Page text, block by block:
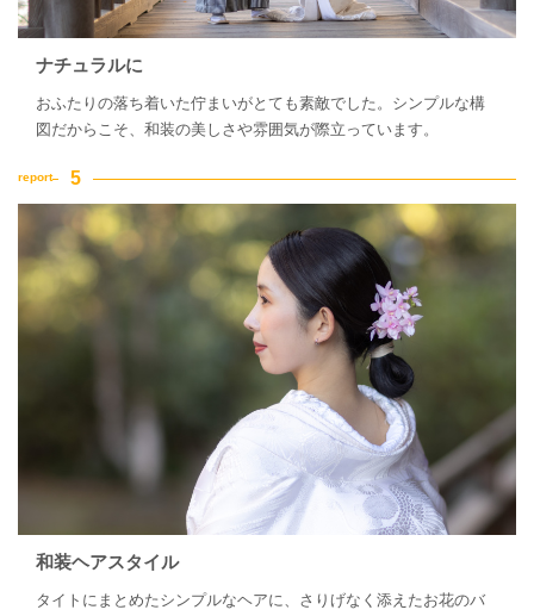
ナチュラルに
おふたりの落ち着いた佇まいがとても素敵でした。シンプルな構
図だからこそ、和装の美しさや雰囲気が際立っています。
和装ヘアスタイル
タイトにまとめたシンプルなヘアに、さりげなく添えたお花のバ